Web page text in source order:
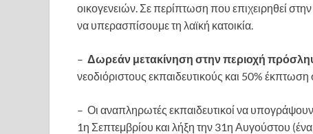
οικογενειών. Σε περίπτωση που επιχειρηθεί
να υπερασπίσουμε τη λαϊκή κατοικία.
– Δωρεάν μετακίνηση στην περιοχή
νεοδιόριστους εκπαιδευτικούς και 50%
– Οι αναπληρωτές εκπαιδευτικοί να υπογράψουν
1η Σεπτεμβρίου και λήξη την 31η Αυγούστου